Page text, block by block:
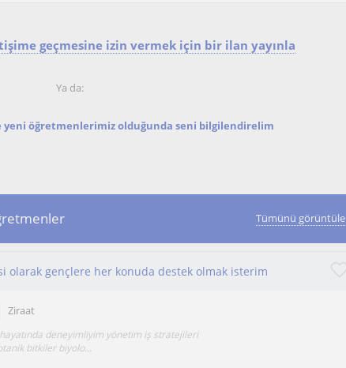
geçmesine izin vermek için bir ilan yayınla
Ya da:
yeni öğretmenlerimiz olduğunda seni bilgilendirelim
Tümünü görüntüle
olarak gençlere her konuda destek olmak isterim
Ziraat
deneyimliyim yönetim iş stratejileri
bitkiler biyolo...